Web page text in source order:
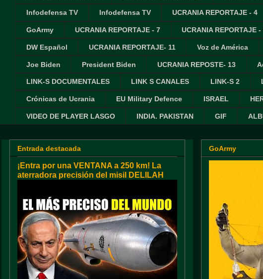
Infodefensa TV Infodefensa TV UCRANIA REPORTAJE - 4
GoArmy UCRANIA REPORTAJE - 7 UCRANIA REPORTAJE -
DW Español UCRANIA REPORTAJE- 11 Voz de América
Joe Biden President Biden UCRANIA REPOSTE- 13
LINK-S DOCUMENTALES LINK S CANALES LINK-S 2
Crónicas de Ucrania EU Military Defence ISRAEL
VIDEO DE PLAYER LASGO INDIA. PAKISTAN GIF
GoArmy
Entrada destacada
¡Entra por una VENTANA a 250 km! La
aterradora precisión del misil DELILAH